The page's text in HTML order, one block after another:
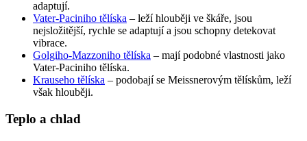
adaptují.
Vater-Paciniho tělíska – leží hlouběji ve škáře, jsou
nejsložitější, rychle se adaptují a jsou schopny detekovat
vibrace.
Golgiho-Mazzoniho tělíska – mají podobné vlastnosti jako
Vater-Paciniho tělíska.
Krauseho tělíska – podobají se Meissnerovým tělískům, leží
však hlouběji.
Teplo a chlad